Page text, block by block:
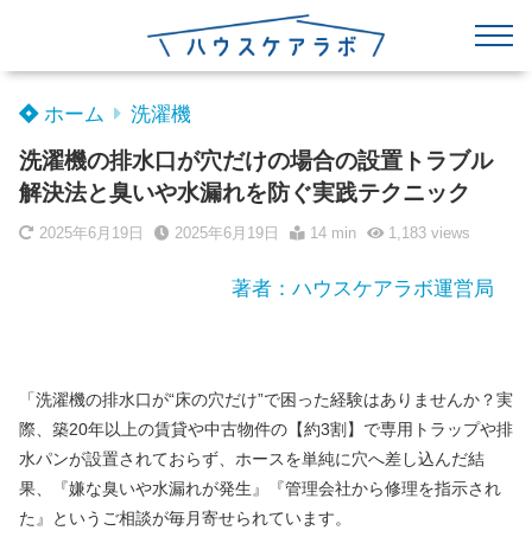
ホーム 洗濯機
洗濯機の排水口が穴だけの場合の設置トラブル
解決法と臭いや水漏れを防ぐ実践テクニック
2025年6月19日 2025年6月19日 14 min 1,183views
著者：ハウスケアラボ運営局
「洗濯機の排水口が“床の穴だけ”で困った経験はありませんか？実
際、築20年以上の賃貸や中古物件の【約3割】で専用トラップや排
水パンが設置されておらず、ホースを単純に穴へ差し込んだ結
果、『嫌な臭いや水漏れが発生』『管理会社から修理を指示され
た』というご相談が毎月寄せられています。